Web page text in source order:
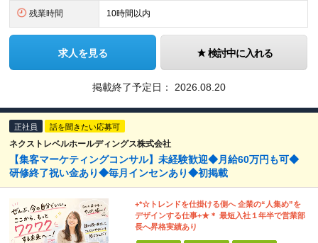
残業時間 10時間以内
求人を見る 検討中に入れる
掲載終了予定日： 2026.08.20
正社員 話を聞きたい応募可
ネクストレベルホールディングス株式会社
【集客マーケティングコンサル】未経験歓迎◆月給60万円も可◆
研修終了祝い金あり◆毎月インセンあり◆初掲載
+*☆トレンドを仕掛ける側へ 企業の“⼈集め”を
デザインする仕事+★＊ 最短⼊社１年半で営業部
⻑へ昇格実績あり